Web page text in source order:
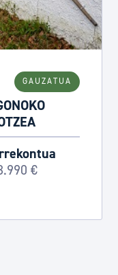
GAUZATUA
€